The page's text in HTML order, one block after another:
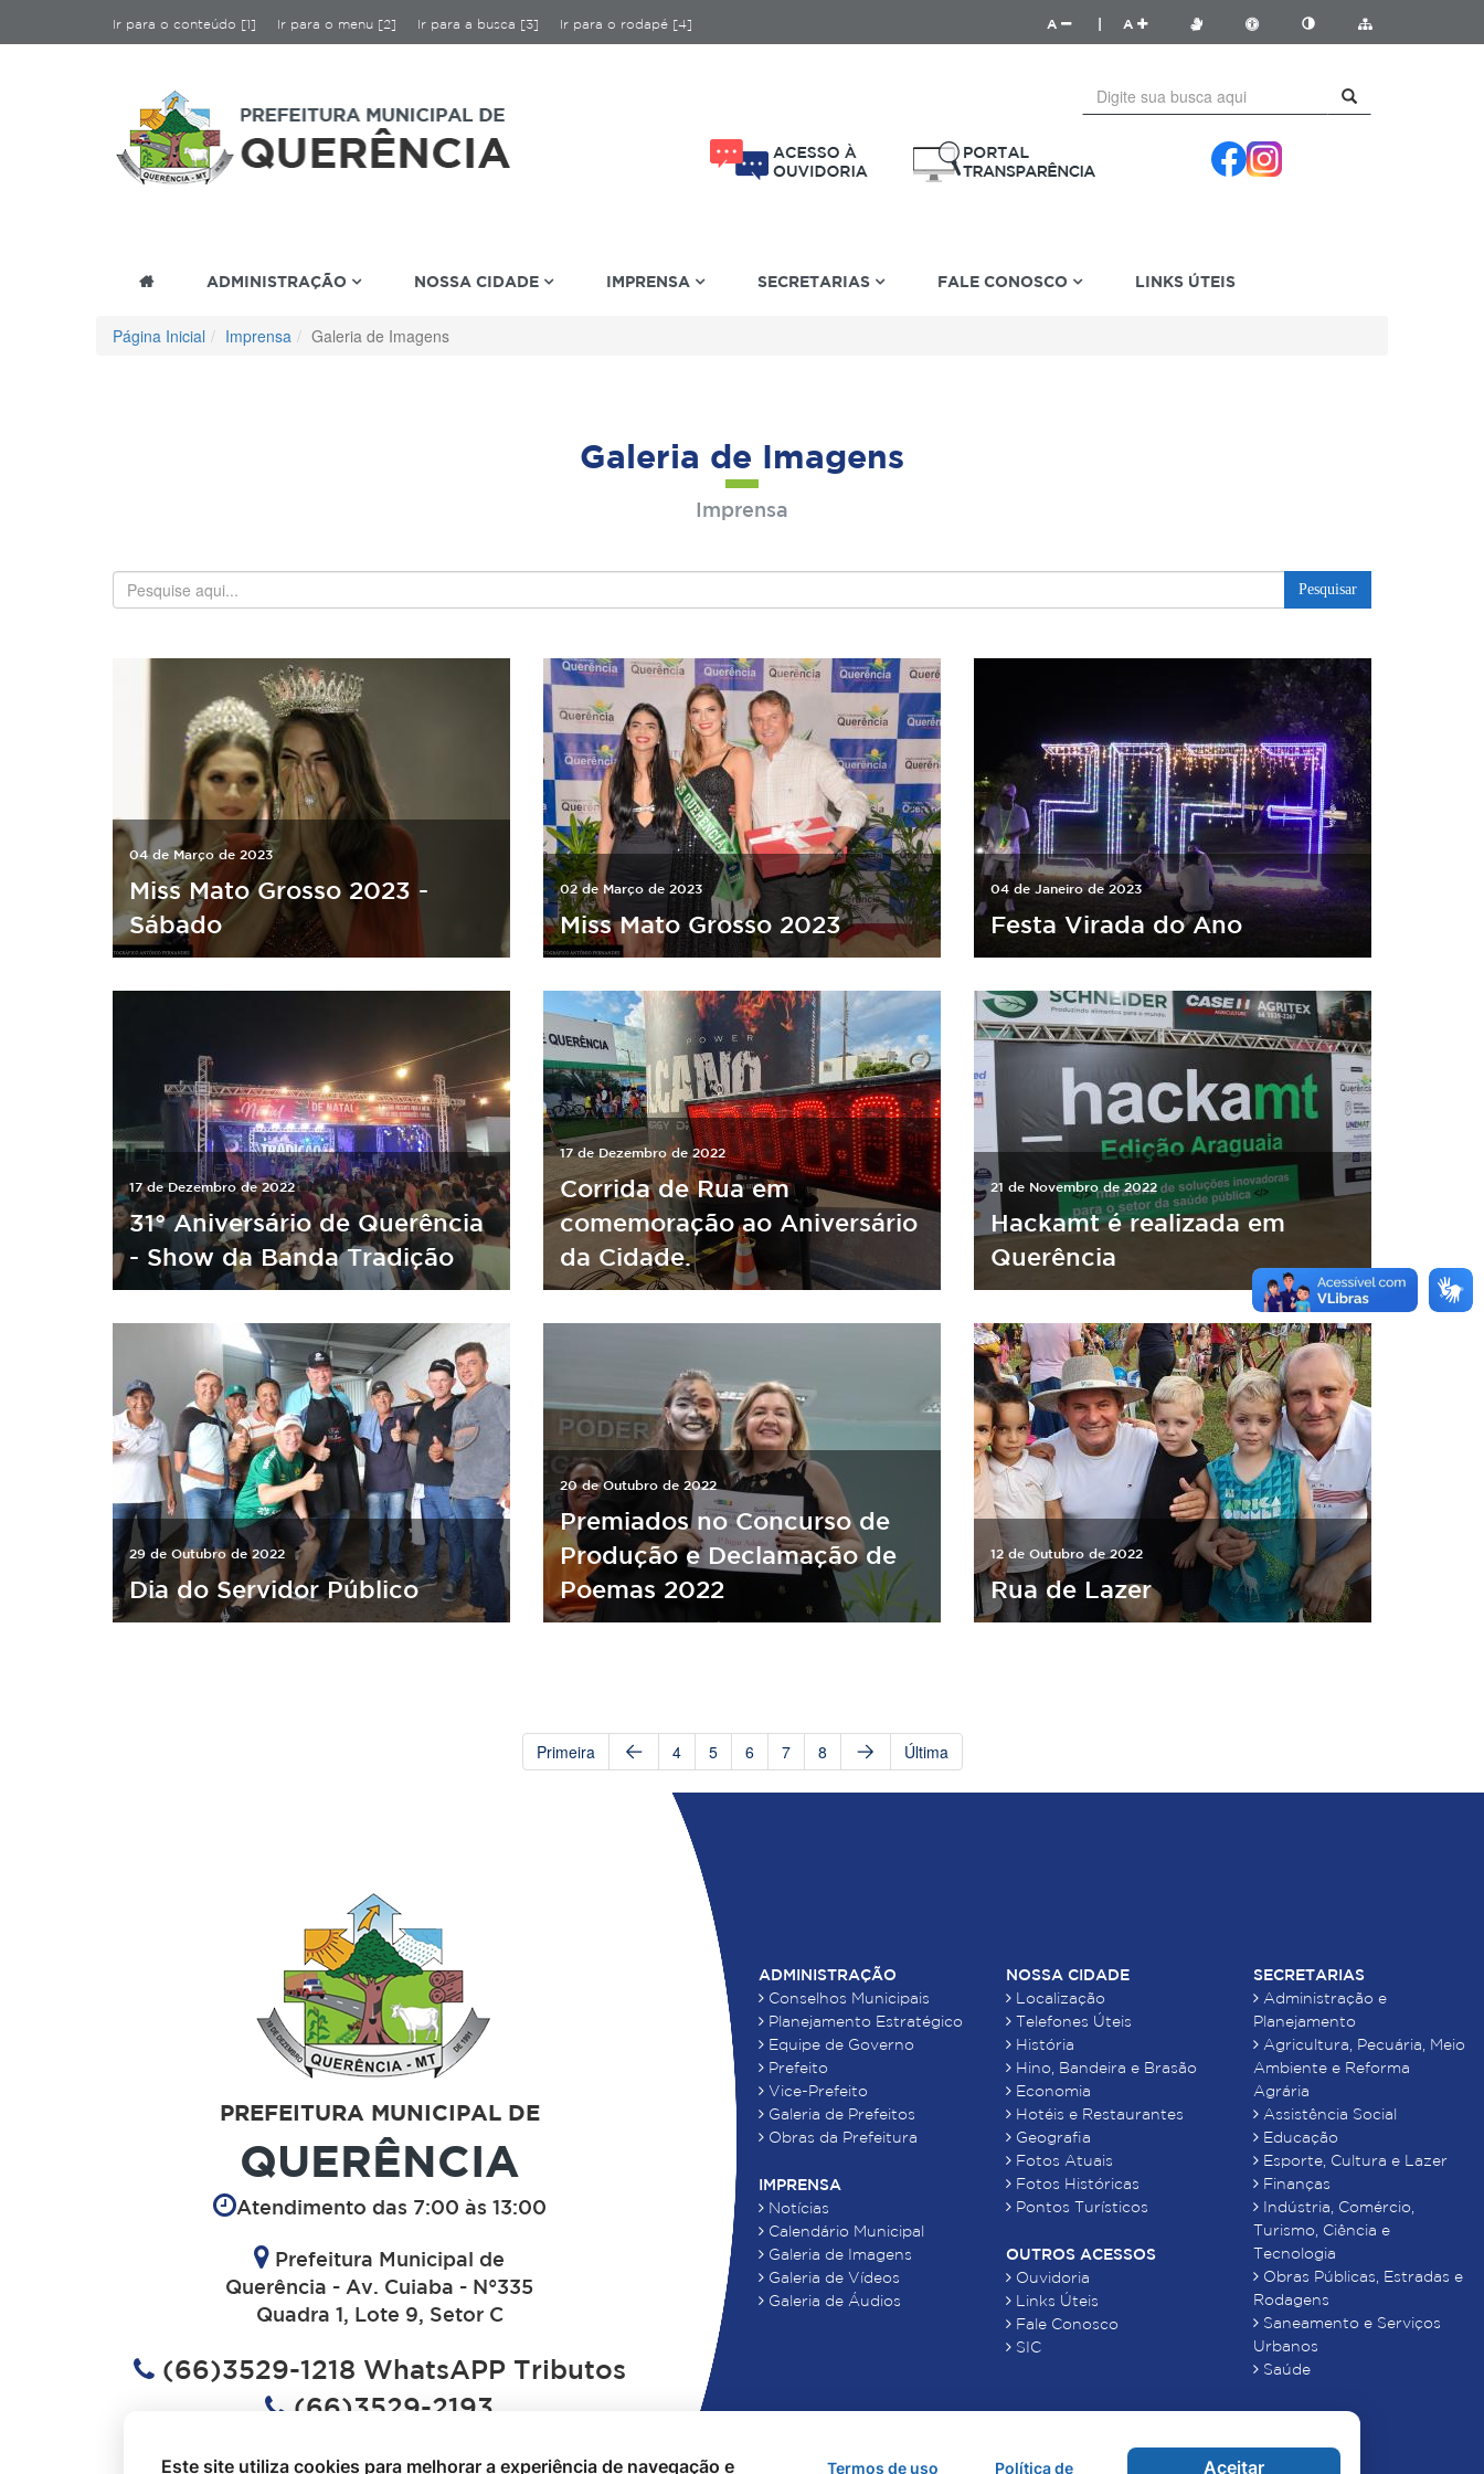
Ir para o conteúdo [1] Ir para o menu [2] Ir para a busca [3] Ir para o rodapé [4] A A
ADMINISTRAÇÃO NOSSA CIDADE IMPRENSA SECRETARIAS FALE CONOSCO LINKS ÚTEIS
Página Inicial Imprensa Galeria de Imagens
Galeria de Imagens
Imprensa
Pesquisar
04 de Março de 2023
Miss Mato Grosso 2023 -
Sábado
02 de Março de 2023
Miss Mato Grosso 2023
04 de Janeiro de 2023
Festa Virada do Ano
17 de Dezembro de 2022
31° Aniversário de Querência
- Show da Banda Tradição
17 de Dezembro de 2022
Corrida de Rua em
comemoração ao Aniversário
da Cidade.
21 de Novembro de 2022
Hackamt é realizada em
Querência
29 de Outubro de 2022
Dia do Servidor Público
20 de Outubro de 2022
Premiados no Concurso de
Produção e Declamação de
Poemas 2022
12 de Outubro de 2022
Rua de Lazer
Primeira 4 5 6 7 8 Última
PREFEITURA MUNICIPAL DE
QUERÊNCIA
Atendimento das 7:00 às 13:00
Prefeitura Municipal de
Querência - Av. Cuiaba - N°335
Quadra 1, Lote 9, Setor C
(66)3529-1218 WhatsAPP Tributos
(66)3529-2193
ADMINISTRAÇÃO
Conselhos Municipais
Planejamento Estratégico
Equipe de Governo
Prefeito
Vice-Prefeito
Galeria de Prefeitos
Obras da Prefeitura
IMPRENSA
Notícias
Calendário Municipal
Galeria de Imagens
Galeria de Vídeos
Galeria de Áudios
NOSSA CIDADE
Localização
Telefones Úteis
História
Hino, Bandeira e Brasão
Economia
Hotéis e Restaurantes
Geografia
Fotos Atuais
Fotos Históricas
Pontos Turísticos
OUTROS ACESSOS
Ouvidoria
Links Úteis
Fale Conosco
SIC
SECRETARIAS
Administração e
Planejamento
Agricultura, Pecuária, Meio
Ambiente e Reforma
Agrária
Assistência Social
Educação
Esporte, Cultura e Lazer
Finanças
Indústria, Comércio,
Turismo, Ciência e
Tecnologia
Obras Públicas, Estradas e
Rodagens
Saneamento e Serviços
Urbanos
Saúde
Este site utiliza cookies para melhorar a experiência de navegação e Termos de uso Política de Aceitar